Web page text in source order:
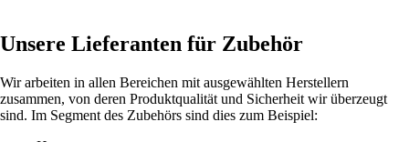
Unsere Lieferanten für Zubehör
Wir arbeiten in allen Bereichen mit ausgewählten Herstellern
zusammen, von deren Produktqualität und Sicherheit wir überzeugt
sind. Im Segment des Zubehörs sind dies zum Beispiel: